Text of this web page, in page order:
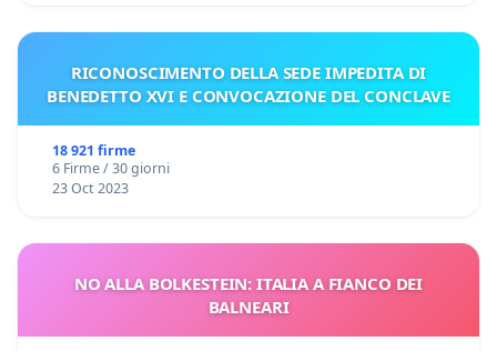
RICONOSCIMENTO DELLA SEDE IMPEDITA DI
BENEDETTO XVI E CONVOCAZIONE DEL CONCLAVE
18 921 firme
6 Firme / 30 giorni
23 Oct 2023
NO ALLA BOLKESTEIN: ITALIA A FIANCO DEI
BALNEARI